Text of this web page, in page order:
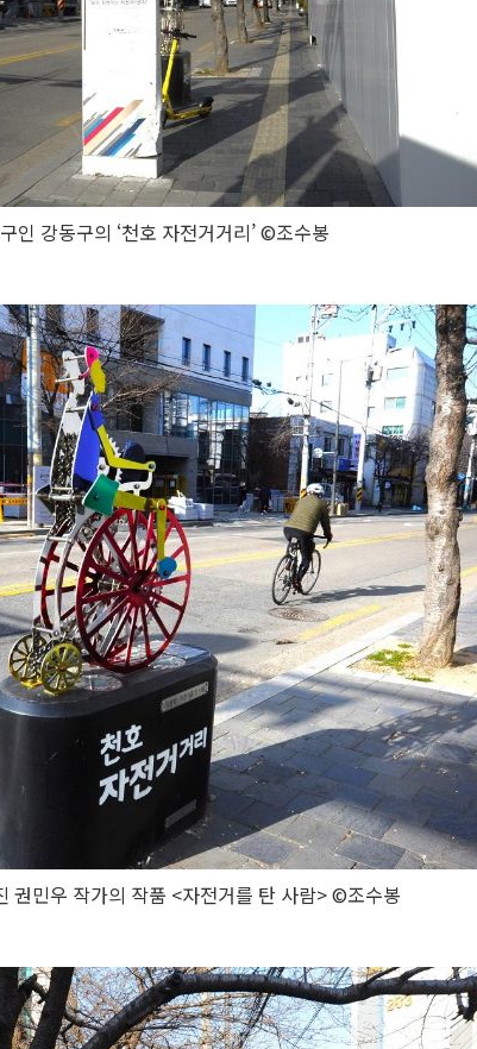
인 강동구의 ‘천호 자전거거리’ ©조수봉
권민우 작가의 작품 <자전거를 탄 사람> ©조수봉